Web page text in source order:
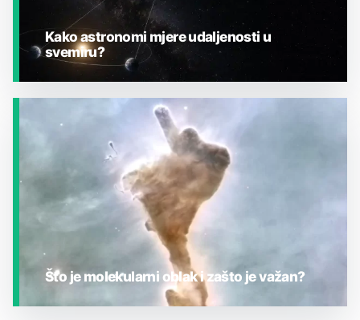
Kako astronomi mjere udaljenosti u
svemiru?
Što je molekularni oblak i zašto je važan?